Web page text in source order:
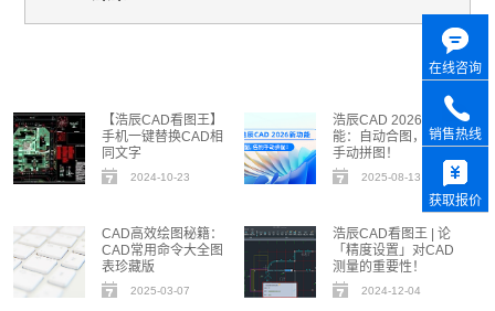
【浩辰CAD看图王】
手机一键替换CAD相
同文字
2024-10-23
浩辰CAD 2026新功
能：自动合图，告别
手动拼图！
2025-08-13
CAD高效绘图秘籍：
CAD常用命令大全图
表珍藏版
2025-03-07
浩辰CAD看图王 | 论
「精度设置」对CAD
测量的重要性！
2024-12-04
在线咨询
销售热线
获取报价